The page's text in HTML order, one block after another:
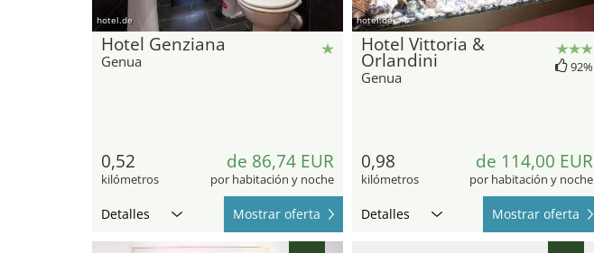
hotel.de
Hotel Genziana
Genua
0,52
kilómetros
de 86,74 EUR
por habitación y noche
Detalles Mostrar oferta
hotel.de
Hotel Vittoria &
Orlandini
Genua
92%
0,98
kilómetros
de 114,00 EUR
por habitación y noche
Detalles Mostrar oferta